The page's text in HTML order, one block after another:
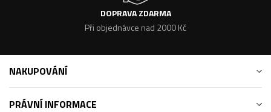
DOPRAVA ZDARMA
Při objednávce nad 2000 Kč
NAKUPOVÁNÍ
PRÁVNÍ INFORMACE